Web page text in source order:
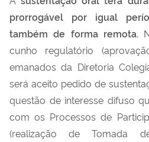
prorrogável por igual
também de forma remota.
cunho regulatório
emanados da Diretoria
será aceito pedido de
questão de interesse difuso
com os Processos de
(realização de Tomada